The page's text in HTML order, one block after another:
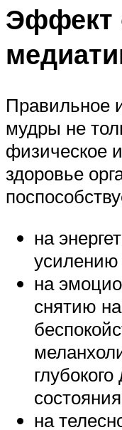
Эффект
Правильное
мудры не
физическое
здоровье
на
на
снятию
на